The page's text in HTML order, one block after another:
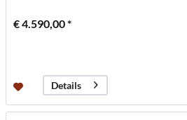
€ 4.590,00 *
Details